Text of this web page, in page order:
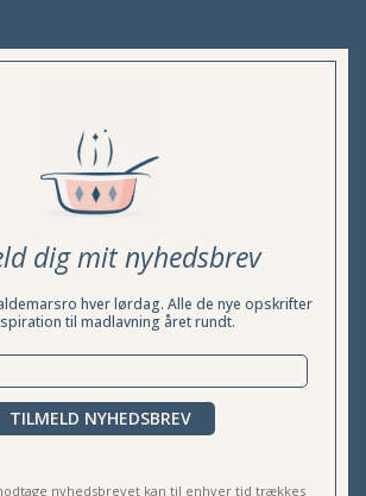
dig mit nyhedsbrev
hver lørdag. Alle de nye opskrifter
til madlavning året rundt.
TILMELD NYHEDSBREV
nyhedsbrevet kan til enhver tid trækkes